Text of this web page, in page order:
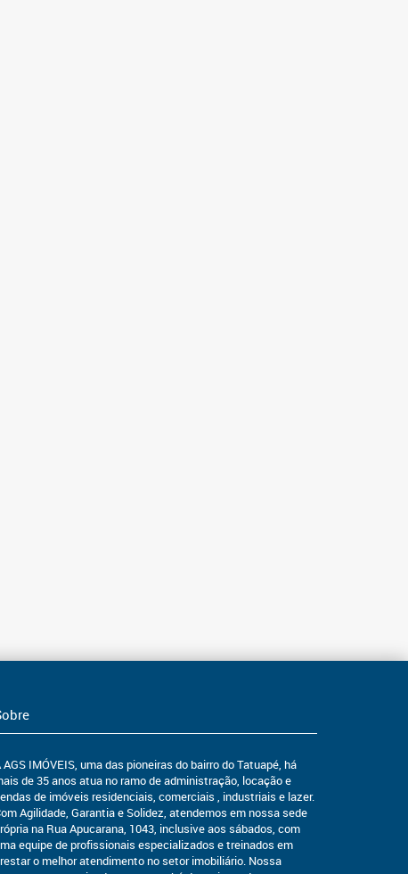
AGS IMÓVEIS, uma das pioneiras do bairro do Tatuapé, há
de 35 anos atua no ramo de administração, locação e
de imóveis residenciais, comerciais , industriais e lazer.
Agilidade, Garantia e Solidez, atendemos em nossa sede
na Rua Apucarana, 1043, inclusive aos sábados, com
equipe de profissionais especializados e treinados em
o melhor atendimento no setor imobiliário. Nossa